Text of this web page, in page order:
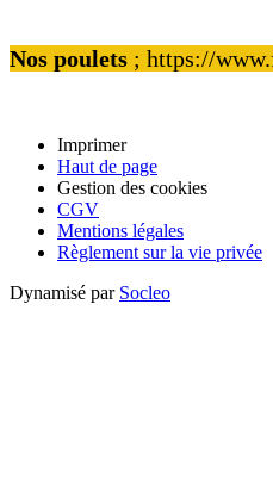
Nos poulets ; https://
Imprimer
Haut de page
Gestion des cookies
CGV
Mentions légales
Règlement sur la vie privée
Dynamisé par Socleo